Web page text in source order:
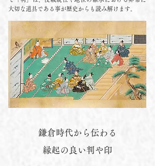
大切な道具である事が歴史からも読み解けます。
鎌倉時代から伝わる
縁起の良い判や印